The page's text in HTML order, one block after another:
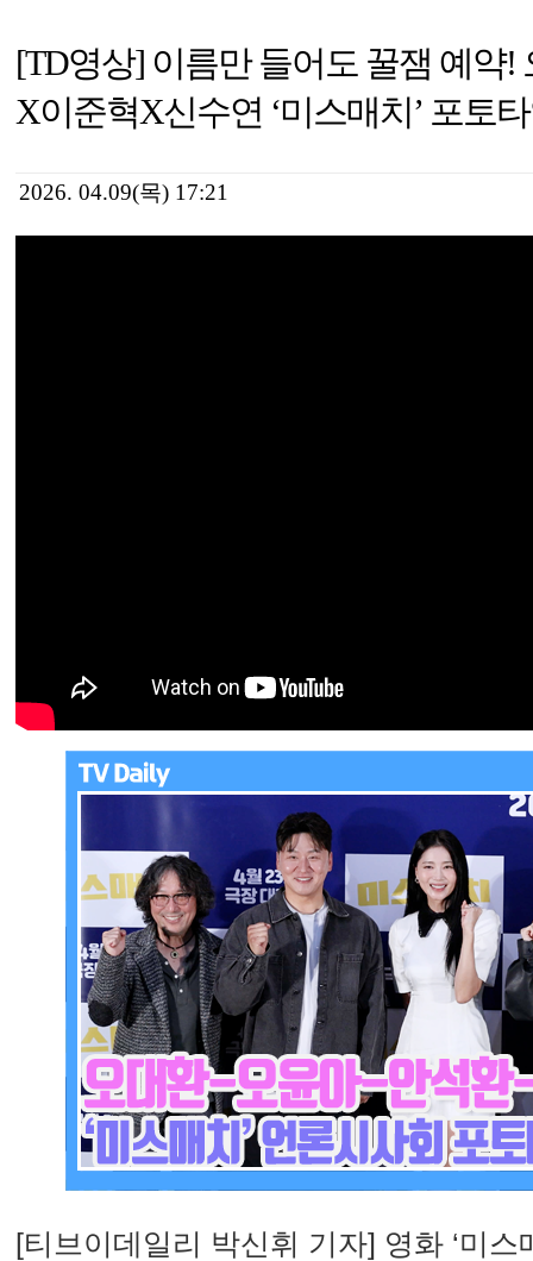
[TD영상] 이름만 들어도 꿀잼 예약
X이준혁X신수연 ‘미스매치’ 포토
2026. 04.09(목) 17:21
[티브이데일리 박신휘 기자] 영화 ‘미